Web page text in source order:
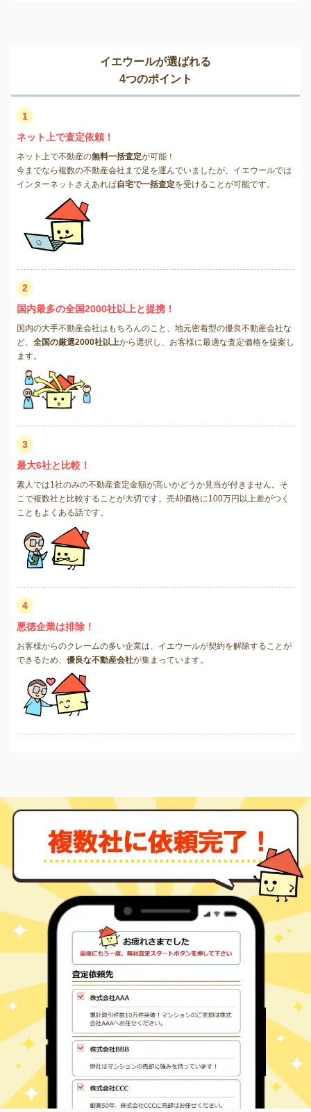
イエウールが選ばれる
4つのポイント
1
ネット上で査定依頼！
ネット上で不動産の無料一括査定が可能！
今までなら複数の不動産会社まで足を運んでいましたが、イエウールでは
インターネットさえあれば自宅で一括査定を受けることが可能です。
2
国内最多の全国2000社以上と提携！
国内の大手不動産会社はもちろんのこと、地元密着型の優良不動産会社な
ど、 全国の厳選2000社以上から選択し、お客様に最適な査定価格を提案し
ます。
3
最大6社と比較！
素人では1社のみの不動産査定金額が高いかどうか見当が付きません。そ
こで複数社と比較することが大切です。売却価格に100万円以上差がつく
こともよくある話です。
4
悪徳企業は排除！
お客様からのクレームの多い企業は、イエウールが契約を解除することが
できるため、 優良な不動産会社が集まっています。